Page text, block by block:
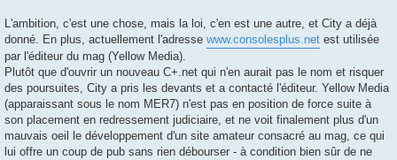
L'ambition, c'est une chose, mais la loi, c'en est une autre, et City a déjà
donné. En plus, actuellement l'adresse www.consolesplus.net est utilisée
par l'éditeur du mag (Yellow Media).
Plutôt que d'ouvrir un nouveau C+.net qui n'en aurait pas le nom et risquer
des poursuites, City a pris les devants et a contacté l'éditeur. Yellow Media
(apparaissant sous le nom MER7) n'est pas en position de force suite à
son placement en redressement judiciaire, et ne voit finalement plus d'un
mauvais oeil le développement d'un site amateur consacré au mag, ce qui
lui offre un coup de pub sans rien débourser - à condition bien sûr de ne